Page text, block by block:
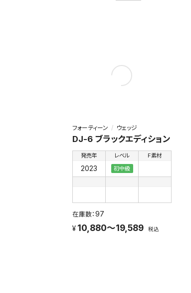
フォーティーン ウェッジ
DJ-6 ブラックエディション
発売年
2023
レベル
初中級
F素材
97
10,880～19,589 税込